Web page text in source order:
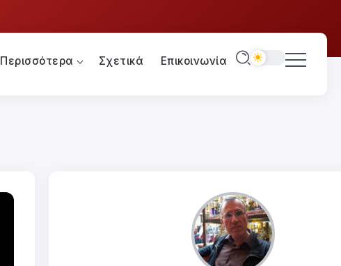
Περισσότερα Σχετικά Επικοινωνία